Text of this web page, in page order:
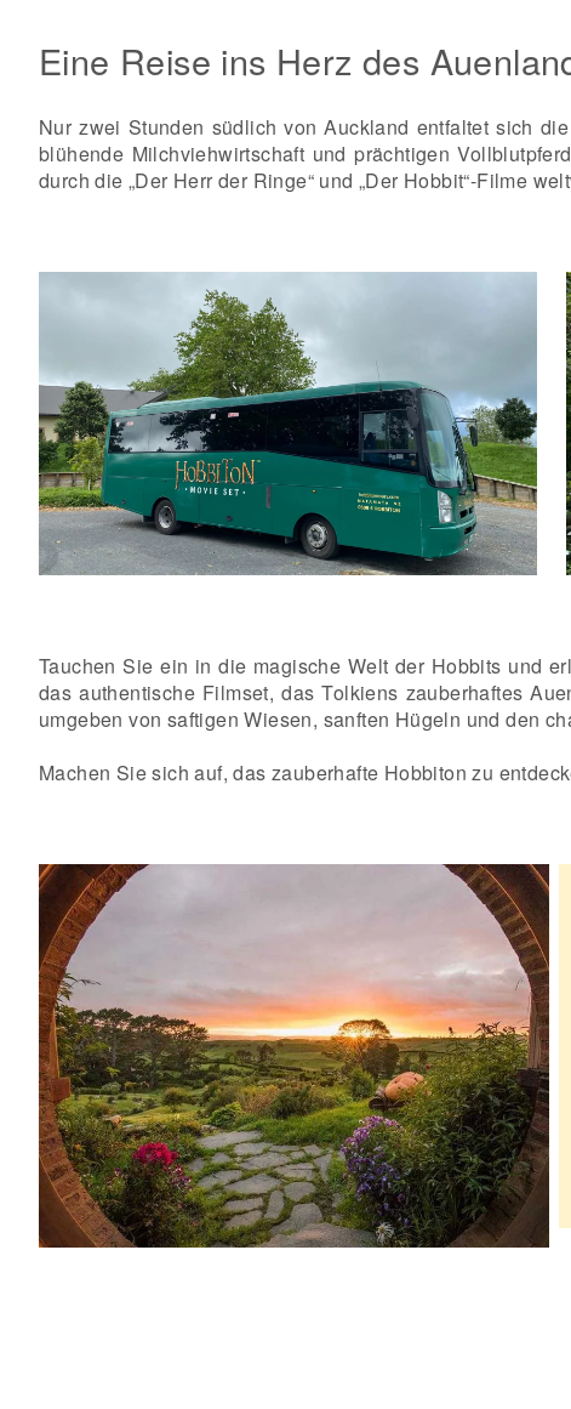
Eine Reise ins Herz des
Nur zwei Stunden südlich von Auckland entfaltet sich
blühende Milchviehwirtschaft und prächtigen
durch die „Der Herr der Ringe“ und „Der Hobbit“-Filme
Tauchen Sie ein in die magische Welt der Hobbits und
das authentische Filmset, das Tolkiens zauberhaftes
umgeben von saftigen Wiesen, sanften Hügeln und den
Machen Sie sich auf, das zauberhafte Hobbiton zu